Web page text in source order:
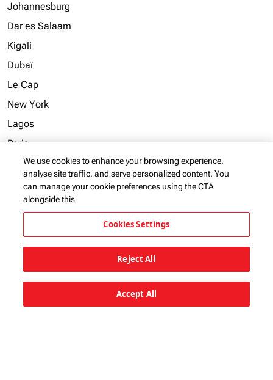
Johannesburg
Dar es Salaam
Kigali
Dubaï
Le Cap
New York
Lagos
Paris
Horley
Mahé
Marques du groupe KQ
We use cookies to enhance your browsing experience,
analyse site traffic, and serve personalized content. You
can manage your cookie preferences using the CTA
alongside this
Cookies Settings
Reject All
Accept All